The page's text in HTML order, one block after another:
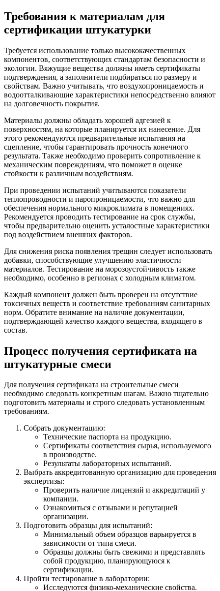
Требования к материалам для
сертификации штукатурки
Требуется использование только высококачественных
компонентов, соответствующих стандартам безопасности и
экологии. Вяжущие вещества должны иметь сертификаты
подтверждения, а заполнители подбираться по размеру и
свойствам. Важно учитывать, что воздухопроницаемость и
водоотталкивающие характеристики непосредственно влияют
на долговечность покрытия.
Материалы должны обладать хорошей адгезией к
поверхностям, на которые планируется их нанесение. Для
этого рекомендуются предварительные испытания на
сцепление, чтобы гарантировать прочность конечного
результата. Также необходимо проверить сопротивление к
механическим повреждениям, что поможет в оценке
стойкости к различным воздействиям.
При проведении испытаний учитываются показатели
теплопроводности и паропроницаемости, что важно для
обеспечения нормального микроклимата в помещениях.
Рекомендуется проводить тестирование на срок службы,
чтобы предварительно оценить усталостные характеристики
под воздействием внешних факторов.
Для снижения риска появления трещин следует использовать
добавки, способствующие улучшению эластичности
материалов. Тестирование на морозоустойчивость также
необходимо, особенно в регионах с холодным климатом.
Каждый компонент должен быть проверен на отсутствие
токсичных веществ и соответствие требованиям санитарных
норм. Обратите внимание на наличие документации,
подтверждающей качество каждого вещества, входящего в
состав.
Процесс получения сертификата на
штукатурные смеси
Для получения сертификата на строительные смеси
необходимо следовать конкретным шагам. Важно тщательно
подготовить материалы и строго следовать установленным
требованиям.
Собрать документацию:
Технические паспорта на продукцию.
Сертификаты соответствия сырья, используемого
в производстве.
Результаты лабораторных испытаний.
Выбрать аккредитованную организацию для проведения
экспертизы:
Проверить наличие лицензий и аккредитаций у
компании.
Ознакомиться с отзывами и репутацией
организации.
Подготовить образцы для испытаний:
Минимальный объем образцов варьируется в
зависимости от типа смеси.
Образцы должны быть свежими и представлять
собой продукцию, планирующуюся к
сертификации.
Пройти тестирование в лаборатории:
Исследуются физико-механические свойства.